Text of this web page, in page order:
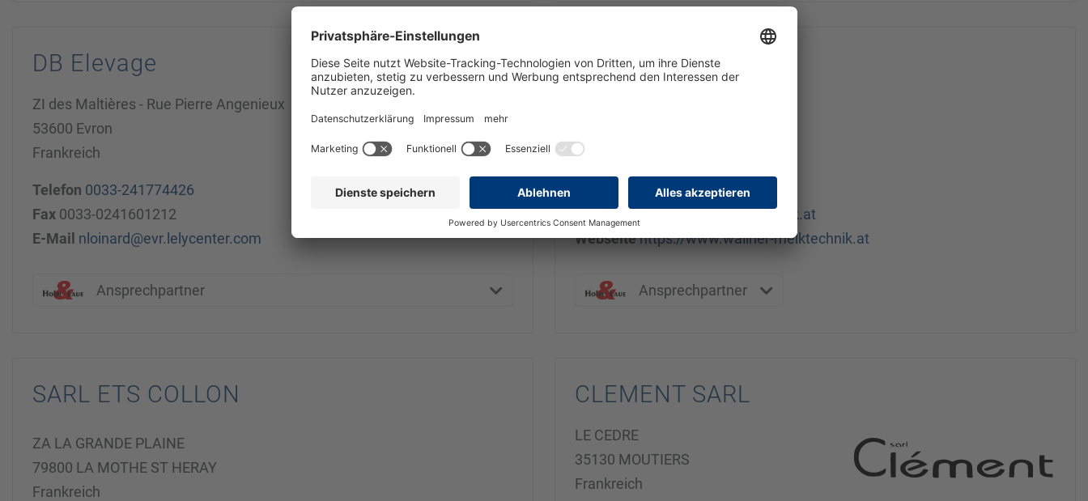
DB Elevage
ZI des Maltières - Rue Pierre Angenieux
53600 Evron
Frankreich
Telefon 0033-241774426
Fax 0033-0241601212
E-Mail nloinard@evr.lelycenter.com
Ansprechpartner
Wallner Melktechnik
Österreich
0043 664 1619119
E-Mail
office@wallner-melktechnik.at
Webseitehttps://www.wallner-melktechnik.at
Ansprechpartner
SARL ETS COLLON
ZA LA GRANDE PLAINE
79800 LA MOTHE ST HERAY
Frankreich
CLEMENT SARL
LE CEDRE
35130 MOUTIERS
Frankreich